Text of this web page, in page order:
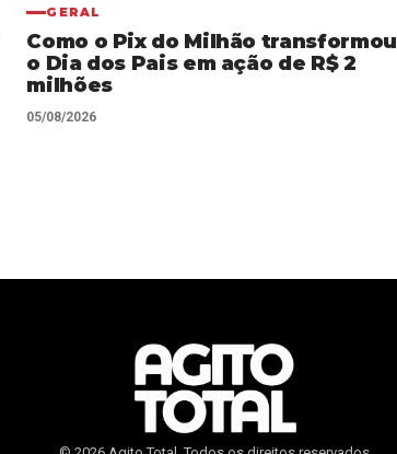
GERAL
Como o Pix do Milhão transformou
o Dia dos Pais em ação de R$ 2
milhões
05/08/2026